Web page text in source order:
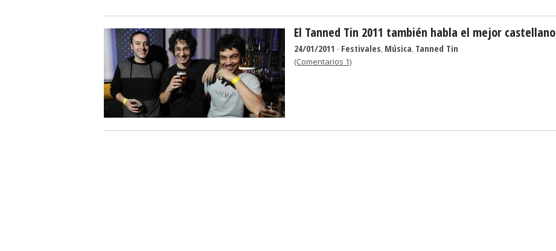
El Tanned Tin 2011 también habla el mejor castellano
24/01/2011 - Festivales, Música, Tanned Tin
(Comentarios 1)